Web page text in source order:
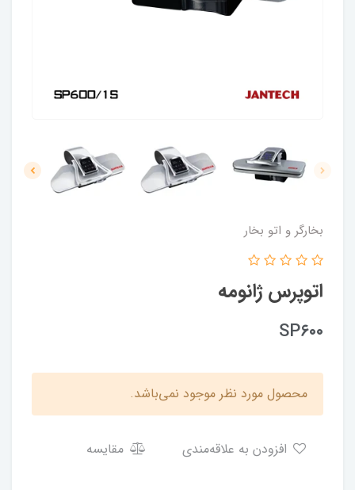
بخارگر و اتو بخار
اتوپرس ژانومه
SP۶۰۰
محصول مورد نظر موجود نمی‌باشد.
مقایسه